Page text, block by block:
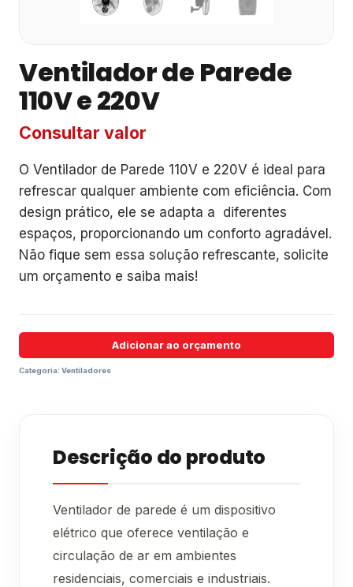
Ventilador de Parede
110V e 220V
Consultar valor
O Ventilador de Parede 110V e 220V é ideal para
refrescar qualquer ambiente com eficiência. Com
design prático, ele se adapta a diferentes
espaços, proporcionando um conforto agradável.
Não fique sem essa solução refrescante, solicite
um orçamento e saiba mais!
Adicionar ao orçamento
Categoria: Ventiladores
Descrição do produto
Ventilador de parede é um dispositivo
elétrico que oferece ventilação e
circulação de ar em ambientes
residenciais, comerciais e industriais.